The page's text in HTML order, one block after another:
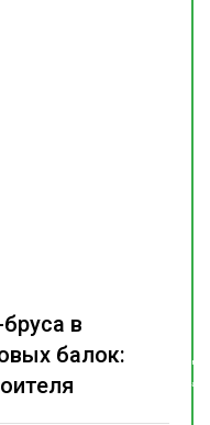
в
балок:
Подпишитесь
телеграм-канал